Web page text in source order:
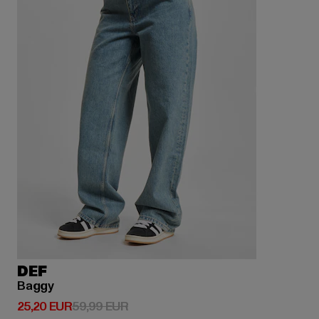
DEF
Baggy
25,20 EUR
Derzeitiger Preis: 25,20 EUR
59,99 EURAktionspreis: 59,99 EUR